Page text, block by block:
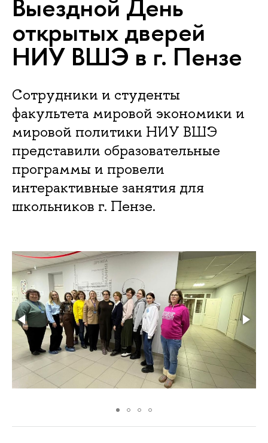
Выездной День
открытых дверей
НИУ ВШЭ в г. Пензе
Сотрудники и студенты
факультета мировой экономики и
мировой политики НИУ ВШЭ
представили образовательные
программы и провели
интерактивные занятия для
школьников г. Пензе.